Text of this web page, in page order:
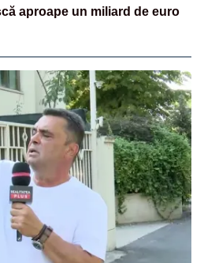
aproape un miliard de euro